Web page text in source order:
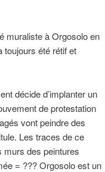
muraliste à Orgosolo en
toujours été rétif et
décide d’implanter un
de protestation
vont peindre des
Les traces de ce
murs des peintures
= ??? Orgosolo est un